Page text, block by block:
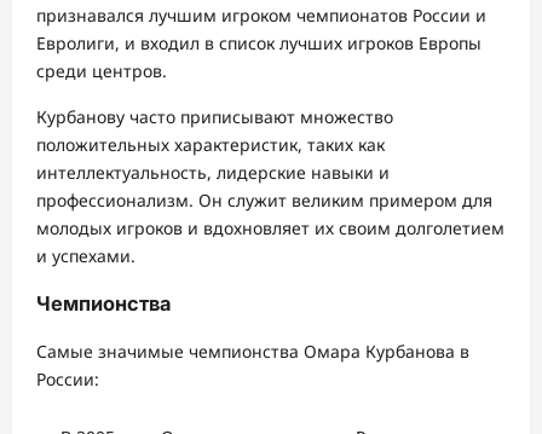
признавался лучшим игроком чемпионатов России и
Евролиги, и входил в список лучших игроков Европы
среди центров.
Курбанову часто приписывают множество
положительных характеристик, таких как
интеллектуальность, лидерские навыки и
профессионализм. Он служит великим примером для
молодых игроков и вдохновляет их своим долголетием
и успехами.
Чемпионства
Самые значимые чемпионства Омара Курбанова в
России: